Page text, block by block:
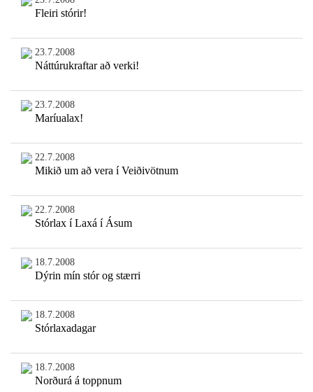
Fleiri stórir!
23.7.2008
Náttúrukraftar að verki!
23.7.2008
Maríualax!
22.7.2008
Mikið um að vera í Veiðivötnum
22.7.2008
Stórlax í Laxá í Ásum
18.7.2008
Dýrin mín stór og stærri
18.7.2008
Stórlaxadagar
18.7.2008
Norðurá á toppnum